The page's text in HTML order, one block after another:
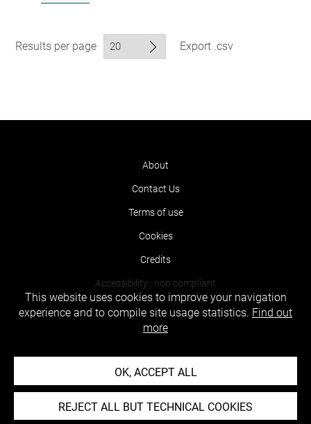
Results per page Export .csv
About
Contact Us
Terms of use
Cookies
Credits
Accessibility : non compliant
This website uses cookies to improve your navigation
experience and to compile site usage statistics. Find out
more
OK, ACCEPT ALL
REJECT ALL BUT TECHNICAL COOKIES